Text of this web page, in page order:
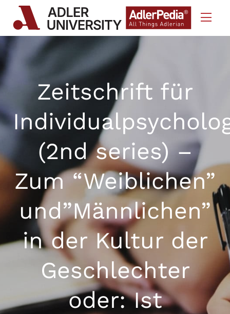
Skip to Content
Zeitschrift für
(2nd series) –
Zum “Weiblichen”
und”Männlichen”
in der Kultur der
Geschlechter
oder: Ist